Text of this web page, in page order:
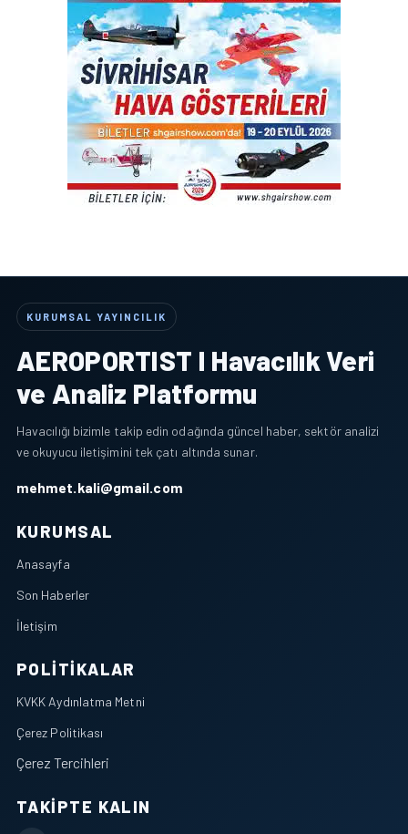
KURUMSAL YAYINCILIK
AEROPORTIST I Havacılık Veri
ve Analiz Platformu
Havacılığı bizimle takip edin odağında güncel haber, sektör analizi
ve okuyucu iletişimini tek çatı altında sunar.
mehmet.kali@gmail.com
KURUMSAL
Anasayfa
Son Haberler
İletişim
POLITIKALAR
KVKK Aydınlatma Metni
Çerez Politikası
Çerez Tercihleri
TAKIPTE KALIN